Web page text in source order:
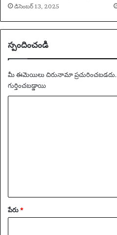
ఎ
న్నా
రు
మె
ట్రో
పా
డిసెంబర్ 13, 2025
స్పందించండి
మీ ఈమెయిలు చిరునామా ప్రచురించబడదు.
గుర్తించబడ్డాయి
పేరు*